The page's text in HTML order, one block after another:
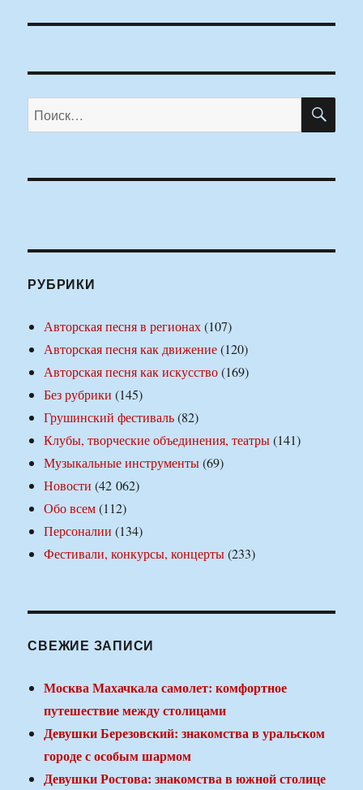
Искать:
РУБРИКИ
Авторская песня в регионах(107)
Авторская песня как движение(120)
Авторская песня как искусство(169)
Без рубрики (145)
Грушинский фестиваль(82)
Клубы, творческие объединения, театры(141)
Музыкальные инструменты(69)
Новости (42 062)
Обо всем(112)
Персоналии (134)
Фестивали, конкурсы, концерты(233)
СВЕЖИЕ ЗАПИСИ
Москва Махачкала самолет: комфортное
путешествие между столицами
Девушки Березовский: знакомства в уральском
городе с особым шармом
Девушки Ростова: знакомства в южной столице